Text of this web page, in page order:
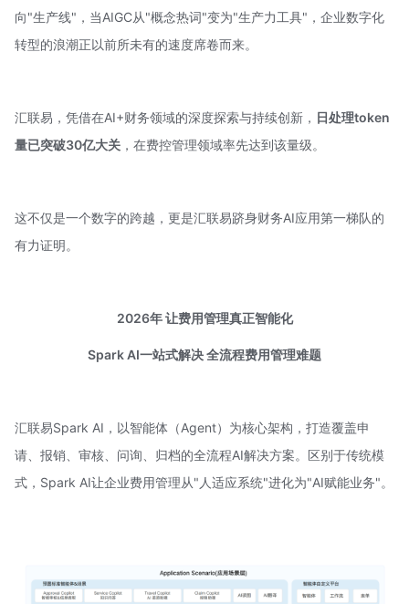
向"生产线"，当AIGC从"概念热词"变为"生产力工具"，企业数字化
转型的浪潮正以前所未有的速度席卷而来。
汇联易 ，凭借在AI+财务领域的深度探索与持续创新， 日处理token
量已突破30亿大关 ，在费控管理领域率先达到该量级。
这不仅是一个数字的跨越，更是汇联易跻身财务AI应用第一梯队的
有力证明。
2026年 让费用管理真正智能化
Spark AI一站式解决全流程费用管理难题
汇联易Spark AI，以智能体（Agent）为核心架构，打造覆盖申
请、报销、审核、问询、归档的全流程AI解决方案。区别于传统模
式，Spark AI让企业费用管理从"人适应系统"进化为"AI赋能业务"。